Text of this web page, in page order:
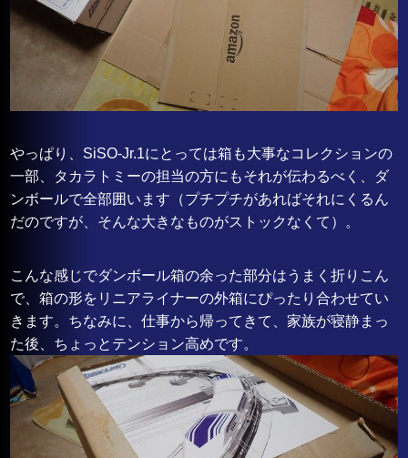
やっぱり、SiSO-Jr.1にとっては箱も大事なコレクションの
一部、タカラトミーの担当の方にもそれが伝わるべく、ダ
ンボールで全部囲います（プチプチがあればそれにくるん
だのですが、そんな大きなものがストックなくて）。
こんな感じでダンボール箱の余った部分はうまく折りこん
で、箱の形をリニアライナーの外箱にぴったり合わせてい
きます。ちなみに、仕事から帰ってきて、家族が寝静まっ
た後、ちょっとテンション高めです。